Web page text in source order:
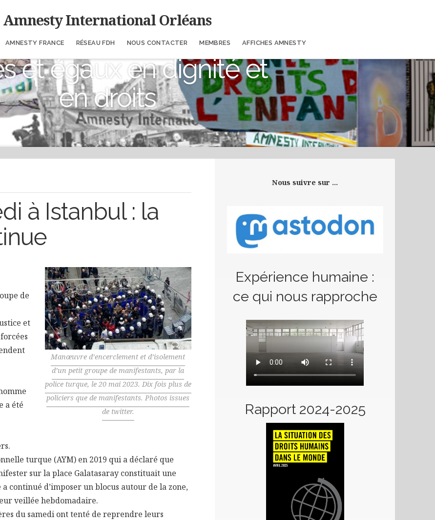
Amnesty International Orléans
AMNESTY FRANCE RÉSEAU FDH NOUS CONTACTER MEMBRES AFFICHES AMNESTY
et égaux en dignité et
en droits
à Istanbul : la
Manœuvre d’encerclement et d’isolement
d’un petit groupe de manifestants, par la
police turque, le 20 mai 2023. Dix fois plus de
policiers que de manifestants. Photos issues
de twitter.
de
et
a été
turque (AYM) en 2019 qui a déclaré que
sur la place Galatasaray constituait une
continué d’imposer un blocus autour de la zone,
veillée hebdomadaire.
du samedi ont tenté de reprendre leurs
Nous suivre sur ...
Expérience humaine :
ce qui nous rapproche
Rapport 2024-2025